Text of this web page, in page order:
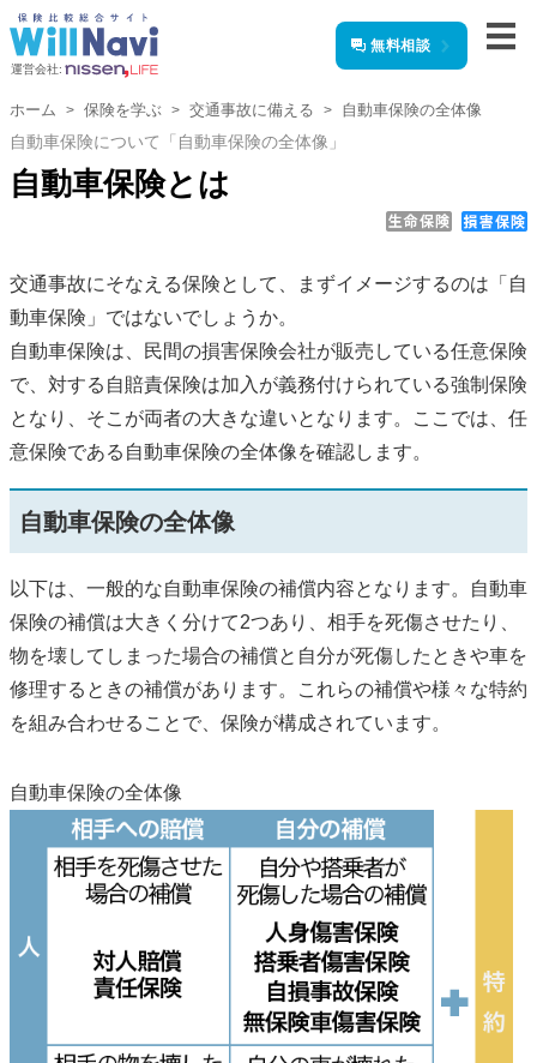
運営会社:
無料相談
ホーム 保険を学ぶ 交通事故に備える 自動車保険の全体像
自動車保険について「自動車保険の全体像」
自動車保険とは
交通事故にそなえる保険として、まずイメージするのは「自
動車保険」ではないでしょうか。
自動車保険は、民間の損害保険会社が販売している任意保険
で、対する自賠責保険は加入が義務付けられている強制保険
となり、そこが両者の大きな違いとなります。ここでは、任
意保険である自動車保険の全体像を確認します。
自動車保険の全体像
以下は、一般的な自動車保険の補償内容となります。自動車
保険の補償は大きく分けて2つあり、相手を死傷させたり、
物を壊してしまった場合の補償と自分が死傷したときや車を
修理するときの補償があります。これらの補償や様々な特約
を組み合わせることで、保険が構成されています。
自動車保険の全体像